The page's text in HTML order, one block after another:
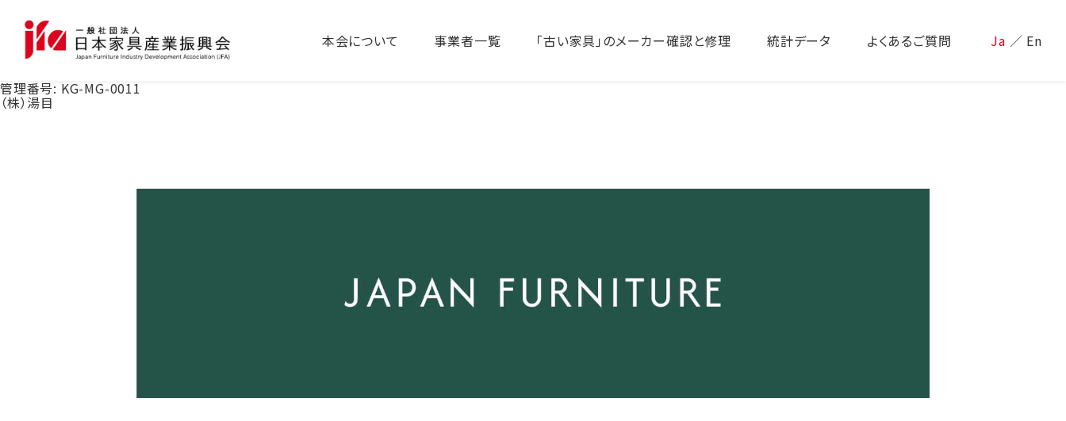
本会について 事業者一覧 「古い家具」のメーカー確認と修理 統計データ よくあるご質問 Ja ／ En
管理番号: KG-MG-0011
（株）湯目